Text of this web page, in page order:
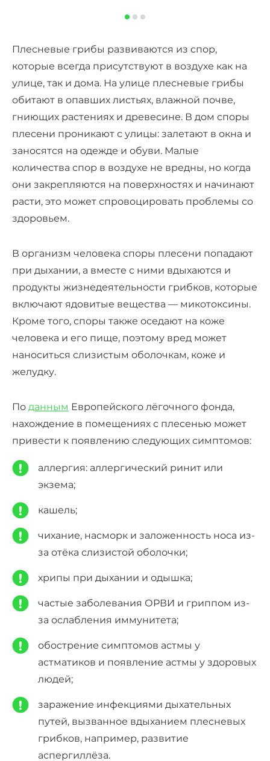
Плесневые грибы развиваются из спор,
которые всегда присутствуют в воздухе как на
улице, так и дома. На улице плесневые грибы
обитают в опавших листьях, влажной почве,
гниющих растениях и древесине. В дом споры
плесени проникают с улицы: залетают в окна и
заносятся на одежде и обуви. Малые
количества спор в воздухе не вредны, но когда
они закрепляются на поверхностях и начинают
расти, это может спровоцировать проблемы со
здоровьем.
В организм человека споры плесени попадают
при дыхании, а вместе с ними вдыхаются и
продукты жизнедеятельности грибков, которые
включают ядовитые вещества — микотоксины.
Кроме того, споры также оседают на коже
человека и его пище, поэтому вред может
наноситься слизистым оболочкам, коже и
желудку.
По данным Европейского лёгочного фонда,
нахождение в помещениях с плесенью может
привести к появлению следующих симптомов:
аллергия: аллергический ринит или
экзема;
кашель;
чихание, насморк и заложенность носа из-
за отёка слизистой оболочки;
хрипы при дыхании и одышка;
частые заболевания ОРВИ и гриппом из-
за ослабления иммунитета;
обострение симптомов астмы у
астматиков и появление астмы у здоровых
людей;
заражение инфекциями дыхательных
путей, вызванное вдыханием плесневых
грибков, например, развитие
аспергиллёза.